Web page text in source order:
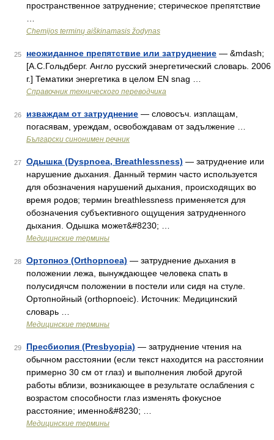
пространственное затруднение; стерическое препятствие
Chemijos terminų aiškinamasis žodynas
25 неожиданное препятствие или затруднение — &mdash;
[А.С.Гольдберг. Англо русский энергетический словарь. 2006
г.] Тематики энергетика в целом EN snag …
Справочник технического переводчика
26 изваждам от затруднение — словосъч. изплащам,
погасявам, уреждам, освобождавам от задължение …
Български синонимен речник
27 Одышка (Dyspnoea, Breathlessness) — затруднение или
нарушение дыхания. Данный термин часто используется
для обозначения нарушений дыхания, происходящих во
время родов; термин breathlessness применяется для
обозначения субъективного ощущения затрудненного
дыхания. Одышка может&#8230; …
Медицинские термины
28 Ортопноэ (Orthopnoea) — затруднение дыхания в
положении лежа, вынуждающее человека спать в
полусидячсм положении в постели или сидя на стуле.
Ортопнойный (orthopnoeic). Источник: Медицинский
словарь …
Медицинские термины
29 Пресбиопия (Presbyopia) — затруднение чтения на
обычном расстоянии (если текст находится на расстоянии
примерно 30 см от глаз) и выполнения любой другой
работы вблизи, возникающее в результате ослабления с
возрастом способности глаз изменять фокусное
расстояние; именно&#8230; …
Медицинские термины